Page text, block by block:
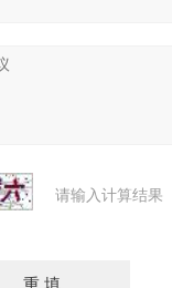
请输入计算结果